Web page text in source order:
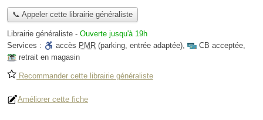
📞 Appeler cette librairie généraliste
Librairie généraliste - Ouverte jusqu'à 19h
Services :
accès PMR (parking, entrée adaptée), CB acceptée,
retrait en magasin
Recommander cette librairie généraliste
Améliorer cette fiche